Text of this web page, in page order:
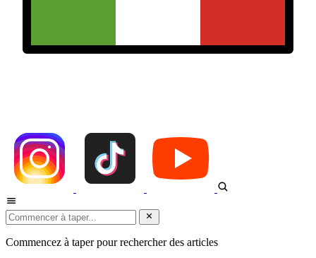
Commencez à taper pour rechercher des articles